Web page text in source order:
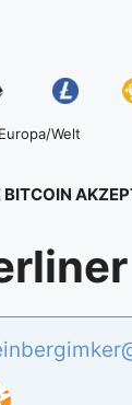
Europa/Welt
BITCOIN